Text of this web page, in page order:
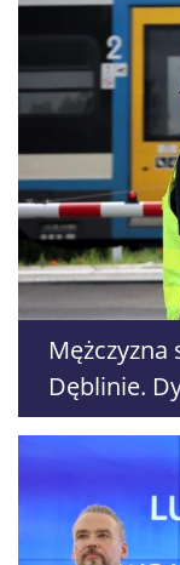
Mężczyzna
Dęblinie.